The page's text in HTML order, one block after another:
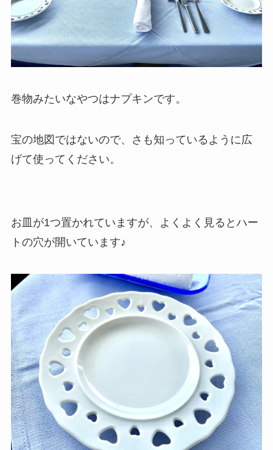
巻物みたいなやつはナプキンです。
宝の地図ではないので、さも知っているように広
げて使ってください。
お皿が1つ置かれていますが、よくよく見るとハー
トの穴が開いています♪